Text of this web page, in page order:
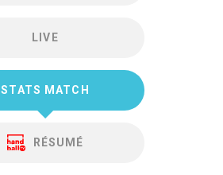
LIVE
STATS MATCH
RÉSUMÉ